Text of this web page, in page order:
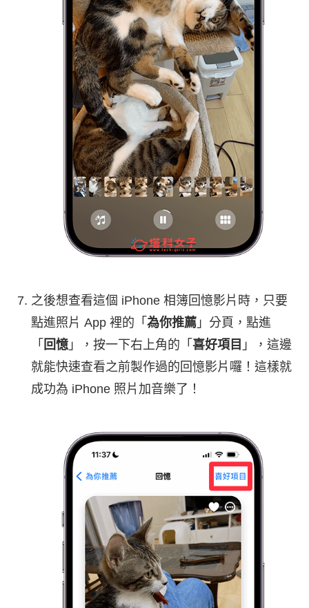
之後想查看這個 iPhone 相簿回憶影片時，只要
點進照片 App 裡的「 為你推薦 」分頁，點進
「 回憶 」，按一下右上角的「 喜好項目 」，這邊
就能快速查看之前製作過的回憶影片囉！這樣就
成功為 iPhone 照片加音樂了！